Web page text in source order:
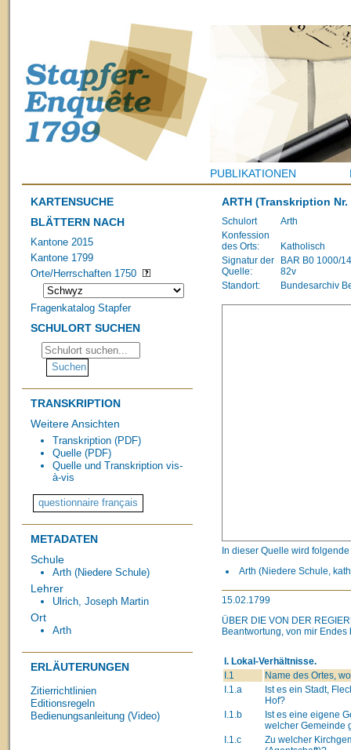
PUBLIKATIONEN
KARTENSUCHE
BLÄTTERN NACH
Kantone 2015
Kantone 1799
Orte/Herrschaften 1750
Fragenkatalog Stapfer
SCHULORT SUCHEN
TRANSKRIPTION
Weitere Ansichten
Transkription (PDF)
Quelle (PDF)
Quelle und Transkription vis-
à-vis
METADATEN
Schule
Arth (Niedere Schule)
Lehrer
Ulrich, Joseph Martin
Ort
Arth
ERLÄUTERUNGEN
Zitierrichtlinien
Editionsregeln
Bedienungsanleitung (Video)
ARTH (Transkription Nr.
Schulort
Arth
Konfession
des Orts:
Katholisch
Signatur der
Quelle:
BAR B0 1000/
82v
Standort:
Bundesarchiv
In dieser Quelle wird
Arth (Niedere Schule,
15.02.1799
ÜBER DIE VON DER
Beantwortung, von mir
I. Lokal-Verhältnisse.
I.1
Name des Ortes,
I.1.a
Ist es ein Stadt,
Hof?
I.1.b
Ist es eine eigene
welcher Gemeinde
I.1.c
Zu welcher